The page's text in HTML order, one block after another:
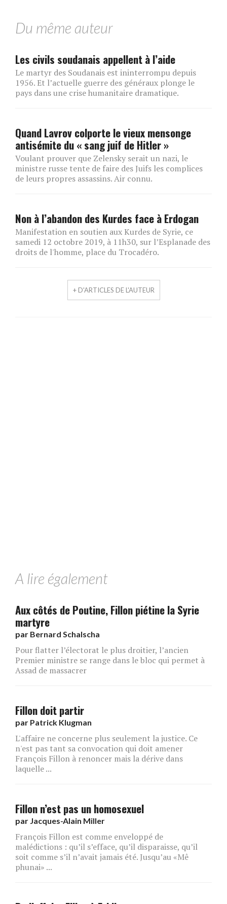
Du même auteur
Les civils soudanais appellent à l’aide
Le martyr des Soudanais est ininterrompu depuis
1956. Et l’actuelle guerre des généraux plonge le
pays dans une crise humanitaire dramatique.
Quand Lavrov colporte le vieux mensonge
antisémite du « sang juif de Hitler »
Voulant prouver que Zelensky serait un nazi, le
ministre russe tente de faire des Juifs les complices
de leurs propres assassins. Air connu.
Non à l’abandon des Kurdes face à Erdogan
Manifestation en soutien aux Kurdes de Syrie, ce
samedi 12 octobre 2019, à 11h30, sur l’Esplanade des
droits de l'homme, place du Trocadéro.
+ D'ARTICLES DE L'AUTEUR
A lire également
Aux côtés de Poutine, Fillon piétine la Syrie
martyre
par Bernard Schalscha
Pour flatter l’électorat le plus droitier, lʼancien
Premier ministre se range dans le bloc qui permet à
Assad de massacrer
Fillon doit partir
par Patrick Klugman
L'affaire ne concerne plus seulement la justice. Ce
n'est pas tant sa convocation qui doit amener
François Fillon à renoncer mais la dérive dans
laquelle ...
Fillon n’est pas un homosexuel
par Jacques-Alain Miller
François Fillon est comme enveloppé de
malédictions : qu’il s’efface, qu’il disparaisse, qu’il
soit comme s’il n’avait jamais été. Jusqu’au «Mê
phunai» ...